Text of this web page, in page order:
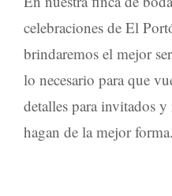
celebraciones de El
brindaremos el mejor
lo necesario para que
detalles para invitados y
hagan de la mejor forma.